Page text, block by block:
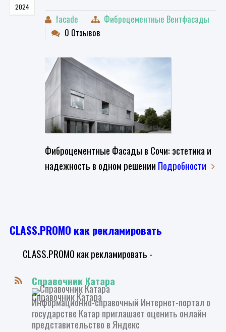
2024
facade
Фиброцементные Вентфасады
0 Отзывов
Фиброцементные Фасады в Сочи: эстетика и
надежность в одном решении Подробности
CLASS.PROMO как рекламировать
CLASS.PROMO как рекламировать -
Справочник Катара
Справочник Катара
Информационно-справочный Интернет-портал о
государстве Катар приглашает оценить онлайн
представительство в Яндекс